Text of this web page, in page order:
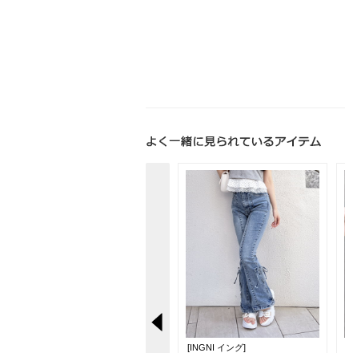
[INGNI イング]